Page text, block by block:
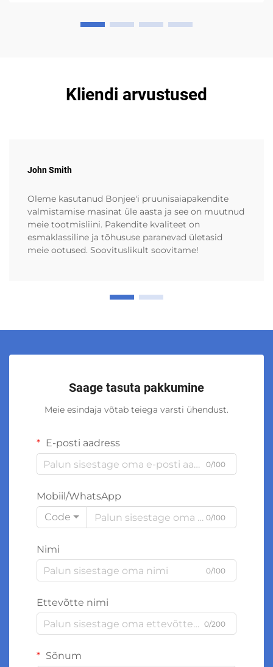
Kliendi arvustused
John Smith
Oleme kasutanud Bonjee'i pruunisaiapakendite
valmistamise masinat üle aasta ja see on muutnud
meie tootmisliini. Pakendite kvaliteet on
esmaklassiline ja tõhususe paranevad ületasid
meie ootused. Soovituslikult soovitame!
Saage tasuta pakkumine
Meie esindaja võtab teiega varsti ühendust.
E-posti aadress
0/100
Mobiil/WhatsApp
Code
0/100
Nimi
0/100
Ettevõtte nimi
0/200
Sõnum